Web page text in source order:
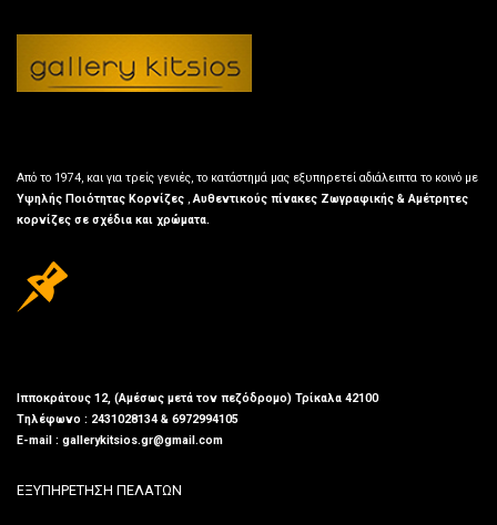
Από το 1974, και για τρείς γενιές, το κατάστημά μας εξυπηρετεί αδιάλειπτα το κοινό με
Υψηλής Ποιότητας Κορνίζες ,Αυθεντικούς πίνακες Ζωγραφικής & Αμέτρητες
κορνίζες σε σχέδια και χρώματα.
Ιπποκράτους 12, (Αμέσως μετά τον πεζόδρομο) Τρίκαλα 42100
Τηλέφωνο : 2431028134 & 6972994105
E-mail : gallerykitsios.gr@gmail.com
ΕΞΥΠΗΡΕΤΗΣΗ ΠΕΛΑΤΩΝ